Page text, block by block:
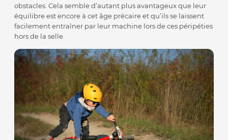
obstacles. Cela semble d’autant plus avantageux que leur
équilibre est encore à cet âge précaire et qu’ils se laissent
facilement entraîner par leur machine lors de ces péripéties
hors de la selle.